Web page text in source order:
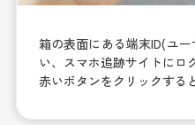
箱の表面にある端末ID(ユ
い、スマホ追跡サイトにロ
赤いボタンをクリックする